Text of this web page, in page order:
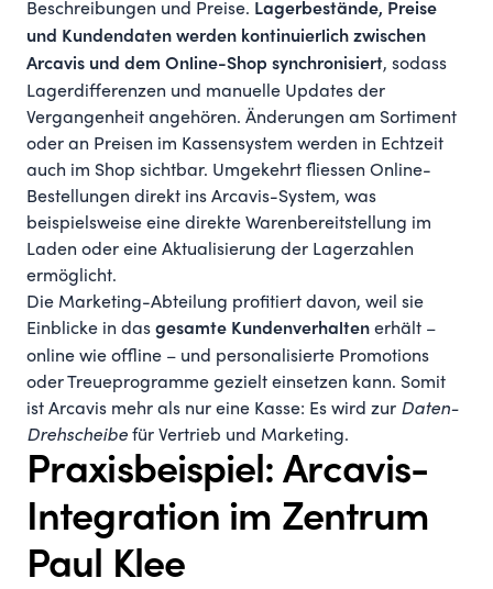
Beschreibungen und Preise. Lagerbestände, Preise
und Kundendaten werden kontinuierlich zwischen
Arcavis und dem Online-Shop synchronisiert, sodass
Lagerdifferenzen und manuelle Updates der
Vergangenheit angehören. Änderungen am Sortiment
oder an Preisen im Kassensystem werden in Echtzeit
auch im Shop sichtbar. Umgekehrt fliessen Online-
Bestellungen direkt ins Arcavis-System, was
beispielsweise eine direkte Warenbereitstellung im
Laden oder eine Aktualisierung der Lagerzahlen
ermöglicht.
Die Marketing-Abteilung profitiert davon, weil sie
Einblicke in das gesamte Kundenverhalten erhält –
online wie offline – und personalisierte Promotions
oder Treueprogramme gezielt einsetzen kann. Somit
ist Arcavis mehr als nur eine Kasse: Es wird zur Daten-
Drehscheibe für Vertrieb und Marketing.
Praxisbeispiel: Arcavis-
Integration im Zentrum
Paul Klee